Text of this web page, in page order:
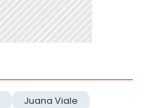
Juana Viale